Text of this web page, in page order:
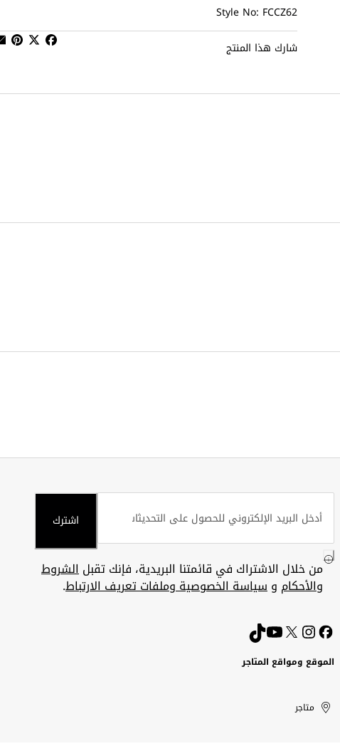
Style No: FCCZ62
شارك هذا المنتج
اشترك
من خلال الاشتراك في قائمتنا البريدية، فإنك تقبلالشروط
والأحكام وسياسة الخصوصية وملفات تعريف الارتباط.
الموقع ومواقع المتاجر
United
Arab
Kuwait
الإمارات
العربية
الكويت
متاجر